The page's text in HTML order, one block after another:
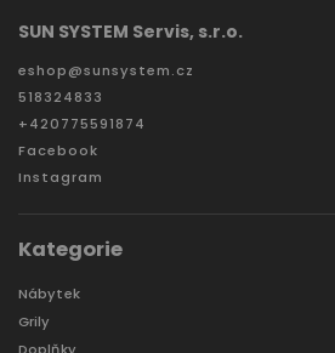
SUN SYSTEM Servis, s.r.o.
eshop@sunsystem.cz
518324833
+420775591874
Facebook
Instagram
Kategorie
Nábytek
Grily
Doplňky